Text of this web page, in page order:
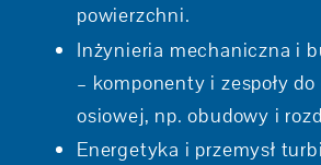
powierzchni.
Inżynieria mechaniczna i
– komponenty i zespoły
osiowej, np. obudowy i
Energetyka i przemysł